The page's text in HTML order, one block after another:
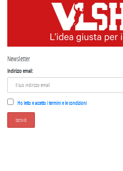
Newsletter
Indirizzo email:
Ho letto e accetto i termini e le condizioni